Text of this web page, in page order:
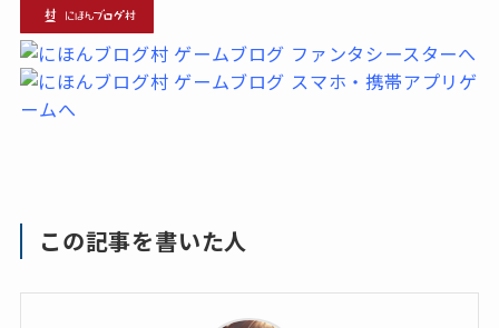
この記事を書いた人